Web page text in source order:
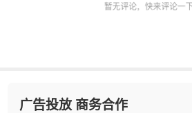
广告投放 商务合作